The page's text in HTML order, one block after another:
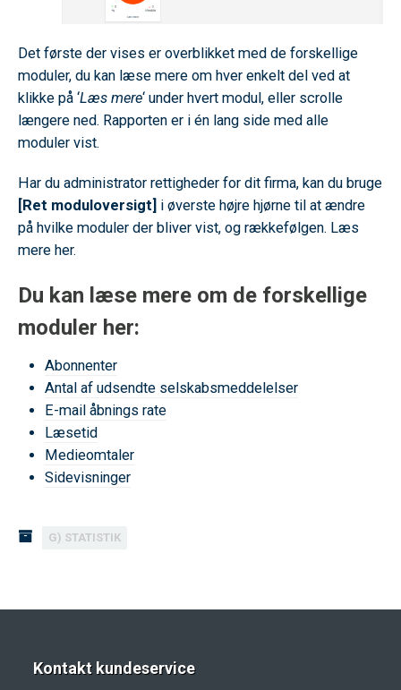
Det første der vises er overblikket med de forskellige
moduler, du kan læse mere om hver enkelt del ved at
klikke på ‘Læs mere‘ under hvert modul, eller scrolle
længere ned. Rapporten er i én lang side med alle
moduler vist.
Har du administrator rettigheder for dit firma, kan du bruge
[Ret moduloversigt] i øverste højre hjørne til at ændre
på hvilke moduler der bliver vist, og rækkefølgen. Læs
mere her.
Du kan læse mere om de forskellige
moduler her:
Abonnenter
Antal af udsendte selskabsmeddelelser
E-mail åbnings rate
Læsetid
Medieomtaler
Sidevisninger
G) STATISTIK
Kontakt kundeservice